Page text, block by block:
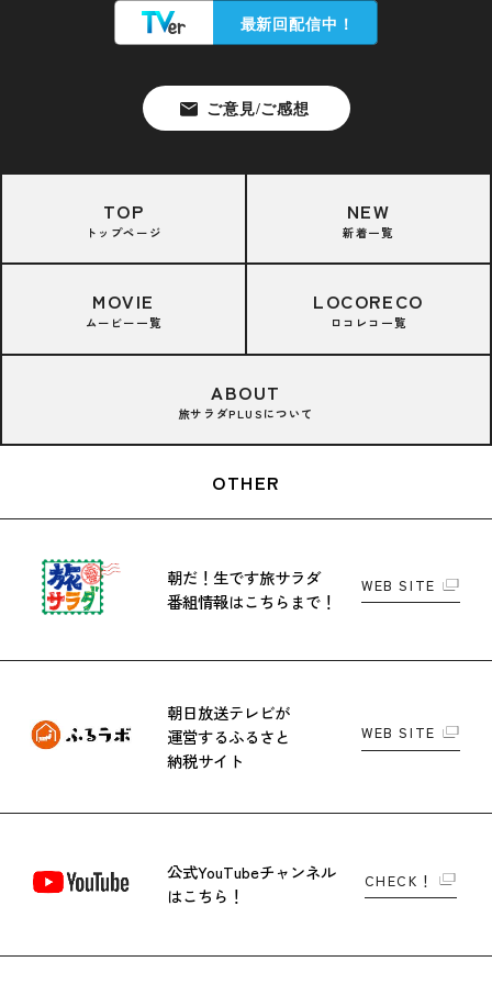
TOP
トップページ
NEW
新着一覧
MOVIE
ムービー一覧
LOCORECO
ロコレコ一覧
ABOUT
旅サラダPLUSについて
OTHER
朝だ！生です旅サラダ
番組情報はこちらまで！
WEB SITE
朝日放送テレビが
運営するふるさと
納税サイト
WEB SITE
公式YouTubeチャンネル
はこちら！
CHECK！